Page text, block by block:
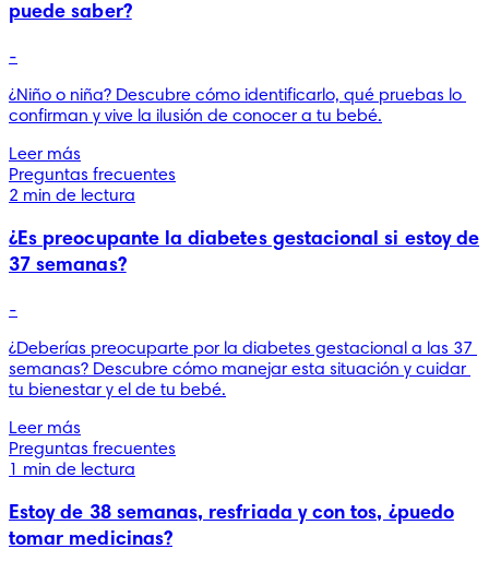
puede saber?
-
¿Niño o niña? Descubre cómo identificarlo, qué pruebas lo
confirman y vive la ilusión de conocer a tu bebé.
Leer más
Preguntas frecuentes
2 min de lectura
¿Es preocupante la diabetes gestacional si estoy de
37 semanas?
-
¿Deberías preocuparte por la diabetes gestacional a las 37
semanas? Descubre cómo manejar esta situación y cuidar
tu bienestar y el de tu bebé.
Leer más
Preguntas frecuentes
1 min de lectura
Estoy de 38 semanas, resfriada y con tos, ¿puedo
tomar medicinas?